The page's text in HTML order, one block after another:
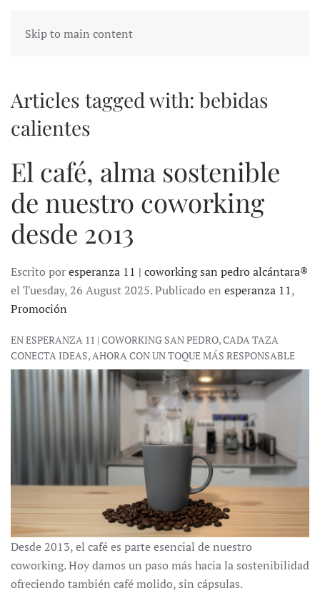
Skip to main content
Articles tagged with: bebidas
calientes
El café, alma sostenible
de nuestro coworking
desde 2013
Escrito poresperanza 11 | coworking san pedro alcántara®
el Tuesday, 26 August 2025. Publicado en esperanza 11,
Promoción
EN ESPERANZA 11 | COWORKING SAN PEDRO, CADA TAZA
CONECTA IDEAS, AHORA CON UN TOQUE MÁS RESPONSABLE
Desde 2013, el café es parte esencial de nuestro
coworking. Hoy damos un paso más hacia la sostenibilidad
ofreciendo también café molido, sin cápsulas.